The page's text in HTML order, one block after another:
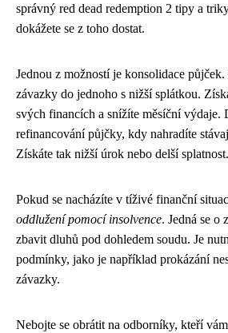
správný red dead redemption 2 tipy a
dokážete se z toho dostat.
Jednou z možností je konsolidace
závazky do jednoho s nižší splátkou.
svých financích a snížíte měsíční výdaje.
refinancování půjčky, kdy nahradíte
Získáte tak nižší úrok nebo delší splatnost.
Pokud se nacházíte v tíživé finanční
oddlužení pomocí insolvence. Jedná se o
zbavit dluhů pod dohledem soudu. Je
podmínky, jako je například prokázání
závazky.
Nebojte se obrátit na odborníky, kteří